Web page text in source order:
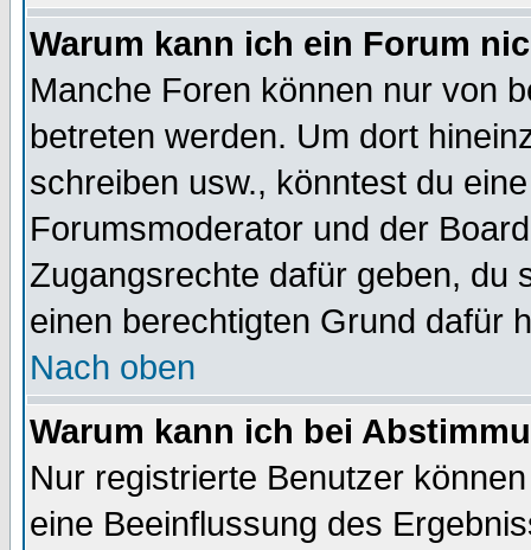
Warum kann ich ein Forum
Manche Foren können nur von
betreten werden. Um dort
schreiben usw., könntest du
Forumsmoderator und der
Zugangsrechte dafür geben, du
einen berechtigten Grund dafür
Nach oben
Warum kann ich bei
Nur registrierte Benutzer
eine Beeinflussung des